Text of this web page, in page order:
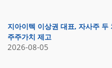
지아이텍 이상권 대표, 자사주
주주가치 제고
2026-08-05